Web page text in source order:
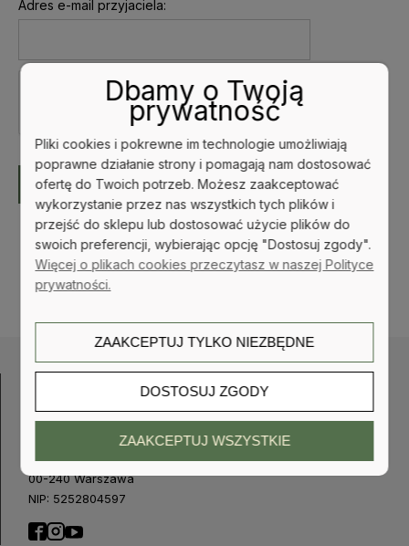
Adres e-mail przyjaciela:
WYŚLIJ
KBooks sp. z o. o.
Al. Solidarności 68/121
00-240 Warszawa
NIP: 5252804597
Dbamy o Twoją
prywatność
Pliki cookies i pokrewne im technologie umożliwiają
poprawne działanie strony i pomagają nam dostosować
ofertę do Twoich potrzeb. Możesz zaakceptować
wykorzystanie przez nas wszystkich tych plików i
przejść do sklepu lub dostosować użycie plików do
swoich preferencji, wybierając opcję "Dostosuj zgody".
Więcej o plikach cookies przeczytasz w naszej Polityce
prywatności.
ZAAKCEPTUJ TYLKO NIEZBĘDNE
DOSTOSUJ ZGODY
ZAAKCEPTUJ WSZYSTKIE